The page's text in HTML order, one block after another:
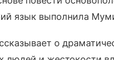
язык выполнила
о